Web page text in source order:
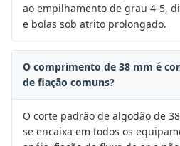
ao empilhamento de grau 4-5,
e bolas sob atrito prolongado.
O comprimento de 38 mm é
de fiação comuns?
O corte padrão de algodão de
se encaixa em todos os